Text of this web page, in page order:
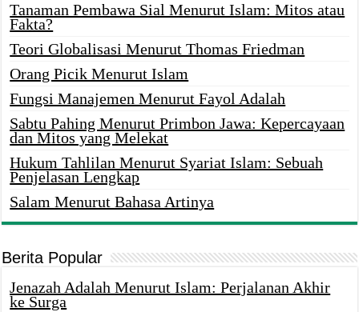
Tanaman Pembawa Sial Menurut Islam: Mitos atau
Fakta?
Teori Globalisasi Menurut Thomas Friedman
Orang Picik Menurut Islam
Fungsi Manajemen Menurut Fayol Adalah
Sabtu Pahing Menurut Primbon Jawa: Kepercayaan
dan Mitos yang Melekat
Hukum Tahlilan Menurut Syariat Islam: Sebuah
Penjelasan Lengkap
Salam Menurut Bahasa Artinya
Berita Popular
Jenazah Adalah Menurut Islam: Perjalanan Akhir
ke Surga